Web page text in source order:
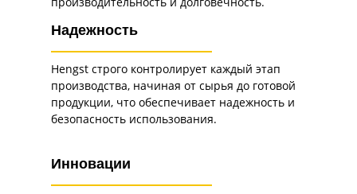
Надежность
Инновации
Hengst строго контролирует каждый этап
производства, начиная от сырья до готовой
продукции, что обеспечивает надежность и
безопасность использования.